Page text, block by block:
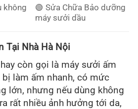
không
🟢 Sửa Chữa Bảo dưỡng
máy sưởi dầu
Tại Nhà Hà Nội
còn gọi là máy sưởi ấm
làm ấm nhanh, có mức
lớn, nhưng nếu dùng không
rất nhiều ảnh hưởng tới da,